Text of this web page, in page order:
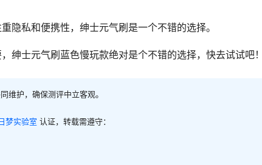
隐私和便携性，绅士元气刷是一个不错的选择。
绅士元气刷蓝色慢玩款绝对是个不错的选择，快去试试吧
维护，确保测评中立客观。
梦实验室 认证，转载需遵守：